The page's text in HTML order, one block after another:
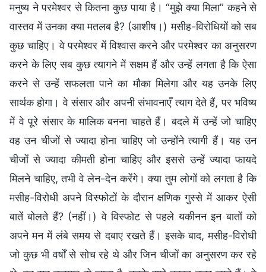
मनुष्य ने परमेश्वर से कितना कुछ पाया है। “मुझे क्या मिला” कहने से
वास्तव में उनका क्या मतलब है? (आशीष।) मसीह-विरोधियों को सब
कुछ चाहिए। वे परमेश्वर में विश्वास करने और परमेश्वर का अनुसरण
करने के लिए सब कुछ त्यागने में सक्षम हैं और उन्हें लगता है कि ऐसा
करने से उन्हें सफलता पाने का मौका मिलेगा और यह उनके लिए
सार्थक होगा। वे संसार और अपनी संभावनाएँ त्याग देते हैं, पर भविष्य
में वे पूरे संसार के मालिक बनना चाहते हैं। बदले में उन्हें जो चाहिए
वह उन चीजों से ज्यादा होना चाहिए जो उन्होंने त्यागी हैं। यह उन
चीजों से ज्यादा कीमती होना चाहिए और इससे उन्हें ज्यादा फायदे
मिलने चाहिए, तभी वे लेन-देन करेंगे। क्या तुम लोगों को लगता है कि
मसीह-विरोधी अपने विस्फोटों के दौरान क्षणिक गुस्से में आकर ऐसी
बातें बोलते हैं? (नहीं।) वे विस्फोट से पहले यकीनन इन बातों को
अपने मन में लंबे समय से दबाए रखते हैं। इसके बाद, मसीह-विरोधी
जो कुछ भी वर्षों से सोच रहे थे और जिन चीजों का अनुसरण कर रहे